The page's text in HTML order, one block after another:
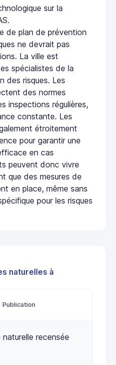
sur la
de plan de prévention
ne devrait pas
La ville est
spécialistes de la
des risques. Les
des normes
inspections régulières,
constante. Les
étroitement
pour garantir une
en cas
peuvent donc vivre
que des mesures de
en place, même sans
pour les risques
naturelles à
Publication
recensée